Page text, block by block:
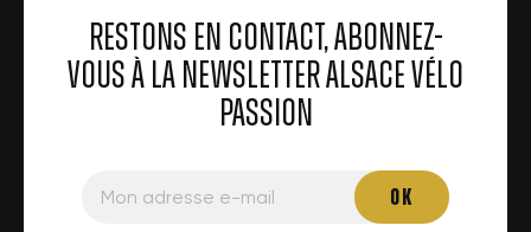
RESTONS EN CONTACT, ABONNEZ-
VOUS À LA NEWSLETTER ALSACE VÉLO
PASSION